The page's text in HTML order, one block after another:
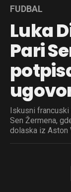
FUDBAL
Luka
Pari
Iskusni francuski
Sen Žermena,
dolaska iz Aston